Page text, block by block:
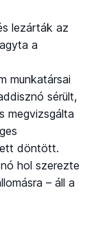
lezárták az
a
munkatársai
sérült,
megvizsgálta
döntött.
hol szerezte
– áll a